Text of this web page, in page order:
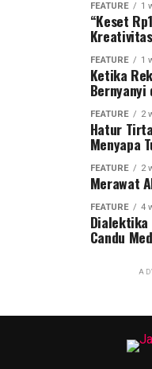
FEATURE 1
“Keset
FEATURE 1
Ketika
Bernyanyi
FEATURE 2
Hatur
Menyapa
FEATURE 2
Merawat
FEATURE 4
Dialektika
Candu